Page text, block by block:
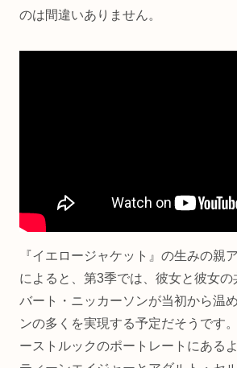
のは間違いありません。
『イエロージャケット』の生みの親
によると、第3季では、彼女と彼女の
バート・ニッカーソンが当初から温
ンの多くを実現する予定だそうです
ーストルックのポートレートにある